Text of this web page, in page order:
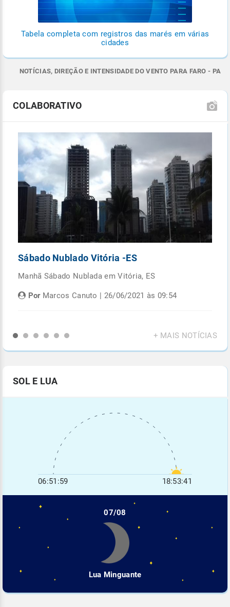
Tabela completa com registros das marés em várias
cidades
NOTÍCIAS, DIREÇÃO E INTENSIDADE DO VENTO PARA FARO - PA
COLABORATIVO
Sábado Nublado Vitória -ES
Manhã Sábado Nublada em Vitória, ES
PorMarcos Canuto | 26/06/2021 às 09:54
+ MAIS NOTÍCIAS
SOL E LUA
06:51:59 18:53:41
07/08
Lua Minguante